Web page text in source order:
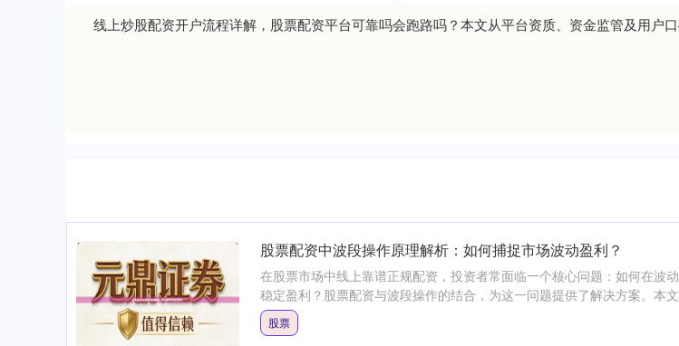
线上炒股配资开户流程详解，股票配资平台可靠吗会跑路吗？本文从平台资质、资金监管及用户
股票配资中波段操作原理解析：如何捕捉市场波动盈利？
在股票市场中线上靠谱正规配资，投资者常面临一个核心问题：如何在波
稳定盈利？股票配资与波段操作的结合，为这一问题提供了解决方案。本
股票